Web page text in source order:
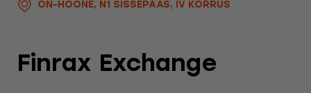
ON-HOONE, N1 SISSEPÄÄS, IV KORRUS
Finrax Exchange